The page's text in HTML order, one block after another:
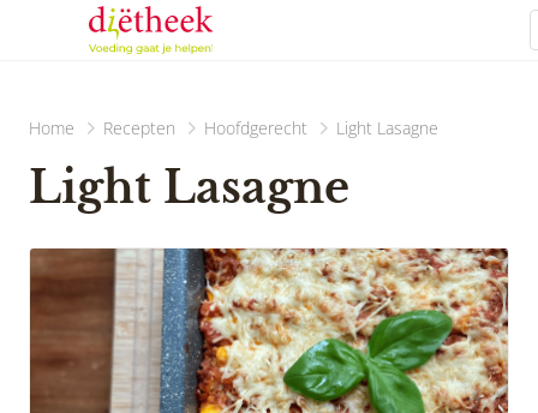
Home Recepten Hoofdgerecht Light Lasagne
Light Lasagne